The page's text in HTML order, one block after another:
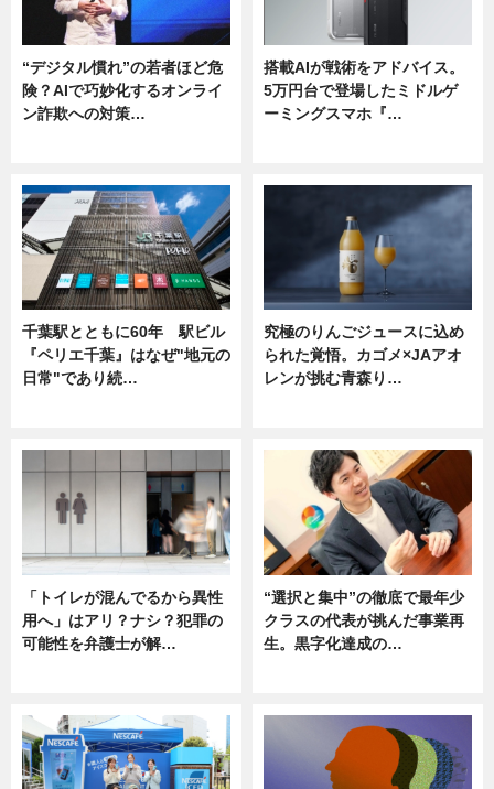
“デジタル慣れ”の若者ほど危
険？AIで巧妙化するオンライ
ン詐欺への対策…
搭載AIが戦術をアドバイス。
5万円台で登場したミドルゲ
ーミングスマホ『…
千葉駅とともに60年 駅ビル
『ペリエ千葉』はなぜ"地元の
日常"であり続…
究極のりんごジュースに込め
られた覚悟。カゴメ×JAアオ
レンが挑む青森り…
「トイレが混んでるから異性
用へ」はアリ？ナシ？犯罪の
可能性を弁護士が解…
“選択と集中”の徹底で最年少
クラスの代表が挑んだ事業再
生。黒字化達成の…